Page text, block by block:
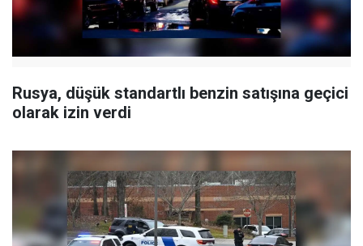
Rusya, düşük standartlı benzin satışına geçici
olarak izin verdi